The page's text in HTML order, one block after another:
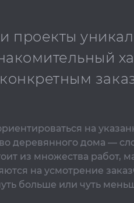
проекты
на
деревянного дома —
из множества работ,
на усмотрение
больше или чуть